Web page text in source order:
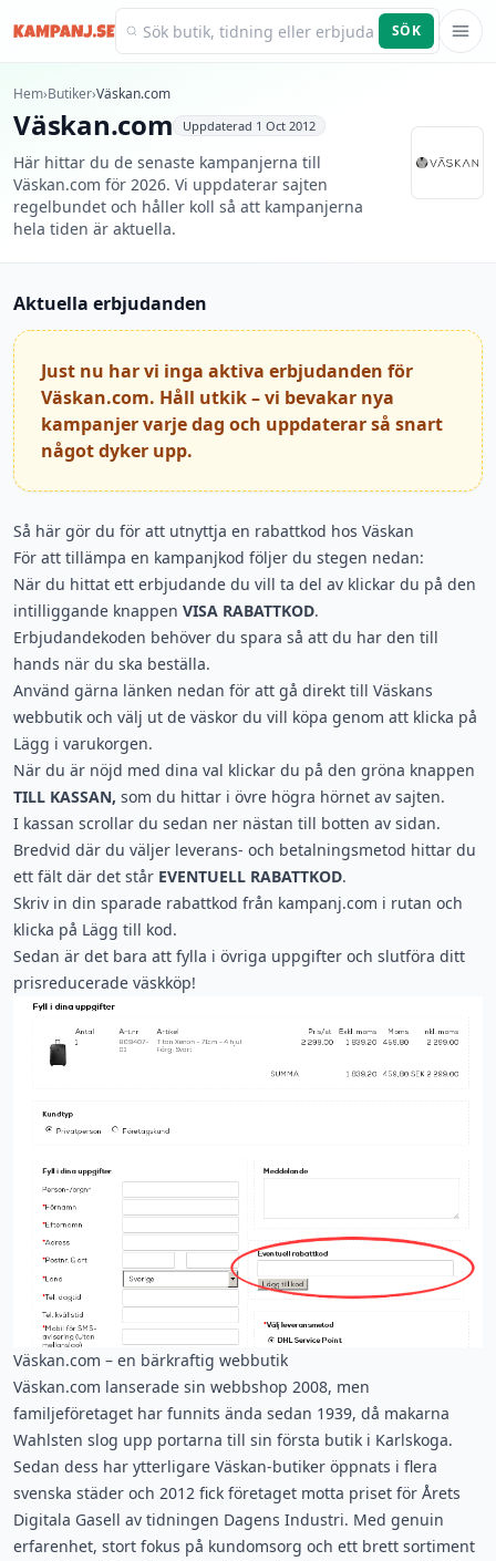
SÖK
Hem›Butiker›Väskan.com
Väskan.com Uppdaterad 1 Oct 2012
Här hittar du de senaste kampanjerna till
Väskan.com för 2026. Vi uppdaterar sajten
regelbundet och håller koll så att kampanjerna
hela tiden är aktuella.
Aktuella erbjudanden
Just nu har vi inga aktiva erbjudanden för
Väskan.com. Håll utkik – vi bevakar nya
kampanjer varje dag och uppdaterar så snart
något dyker upp.
Så här gör du för att utnyttja en rabattkod hos Väskan
För att tillämpa en kampanjkod följer du stegen nedan:
När du hittat ett erbjudande du vill ta del av klickar du på den
intilliggande knappen VISA RABATTKOD.
Erbjudandekoden behöver du spara så att du har den till
hands när du ska beställa.
Använd gärna länken nedan för att gå direkt till Väskans
webbutik och välj ut de väskor du vill köpa genom att klicka på
Lägg i varukorgen.
När du är nöjd med dina val klickar du på den gröna knappen
TILL KASSAN, som du hittar i övre högra hörnet av sajten.
I kassan scrollar du sedan ner nästan till botten av sidan.
Bredvid där du väljer leverans- och betalningsmetod hittar du
ett fält där det står EVENTUELL RABATTKOD.
Skriv in din sparade rabattkod från kampanj.com i rutan och
klicka på Lägg till kod.
Sedan är det bara att fylla i övriga uppgifter och slutföra ditt
prisreducerade väskköp!
Väskan.com – en bärkraftig webbutik
Väskan.com lanserade sin webbshop 2008, men
familjeföretaget har funnits ända sedan 1939, då makarna
Wahlsten slog upp portarna till sin första butik i Karlskoga.
Sedan dess har ytterligare Väskan-butiker öppnats i flera
svenska städer och 2012 fick företaget motta priset för Årets
Digitala Gasell av tidningen Dagens Industri. Med genuin
erfarenhet, stort fokus på kundomsorg och ett brett sortiment